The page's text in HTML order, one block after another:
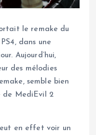
le remake du
dans une
Aujourd’hui,
des mélodies
semble bien
de MediEvil 2
en effet voir un